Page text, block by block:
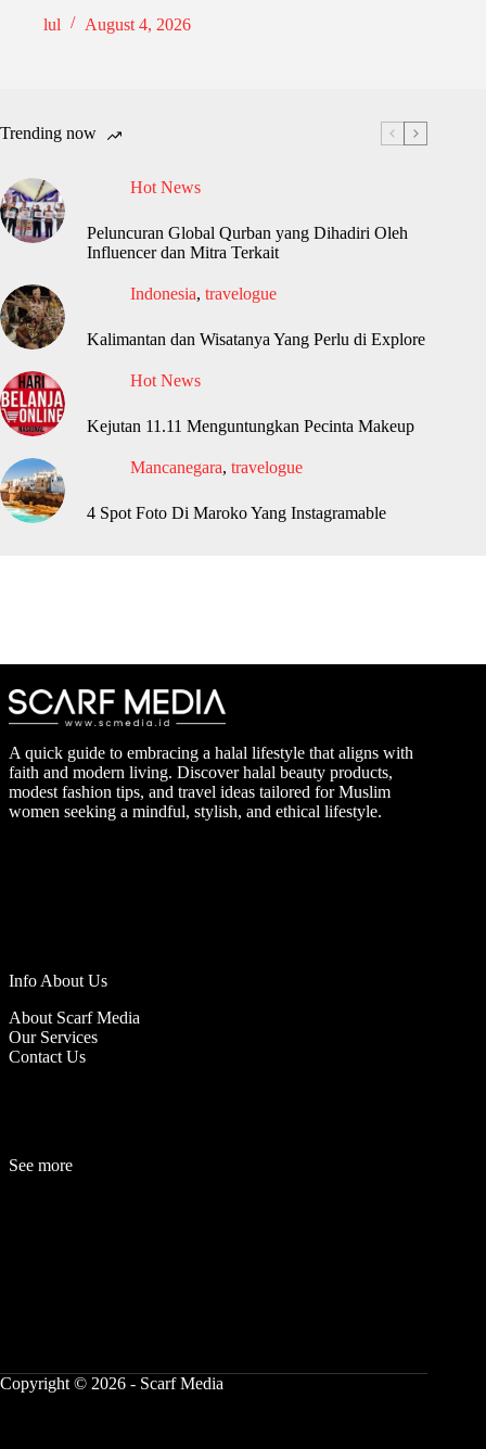
lul
August 4, 2026
Trending now
Hot News
Peluncuran Global Qurban yang Dihadiri Oleh
Influencer dan Mitra Terkait
Indonesia, travelogue
Kalimantan dan Wisatanya Yang Perlu di Explore
Hot News
Kejutan 11.11 Menguntungkan Pecinta Makeup
Mancanegara, travelogue
4 Spot Foto Di Maroko Yang Instagramable
A quick guide to embracing a halal lifestyle that aligns with
faith and modern living. Discover halal beauty products,
modest fashion tips, and travel ideas tailored for Muslim
women seeking a mindful, stylish, and ethical lifestyle.
Info About Us
About Scarf Media
Our Services
Contact Us
See more
Copyright © 2026 - Scarf Media